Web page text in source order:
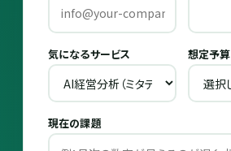
気になるサービス 想定予算
現在の課題